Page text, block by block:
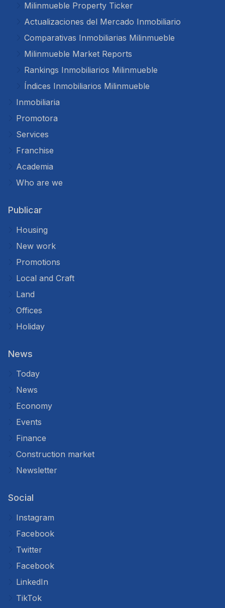
Milinmueble Property Ticker
Actualizaciones del Mercado Inmobiliario
Comparativas Inmobiliarias Milinmueble
Milinmueble Market Reports
Rankings Inmobiliarios Milinmueble
Índices Inmobiliarios Milinmueble
Inmobiliaria
Promotora
Services
Franchise
Academia
Who are we
Publicar
Housing
New work
Promotions
Local and Craft
Land
Offices
Holiday
News
Today
News
Economy
Events
Finance
Construction market
Newsletter
Social
Instagram
Facebook
Twitter
Facebook
LinkedIn
TikTok